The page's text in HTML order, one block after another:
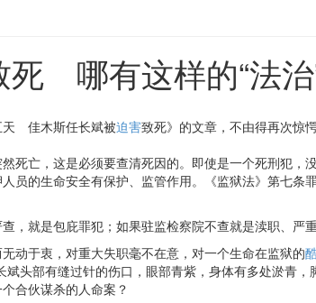
哪有这样的“法治
天 佳木斯任长斌被迫害致死》的文章，不由得再次惊
死亡，这是必须要查清死因的。即使是一个死刑犯
员的生命安全有保护、监管作用。《监狱法》第七
，就是包庇罪犯；如果驻监检察院不查就是渎职、严
动于衷，对重大失职毫不在意，对一个生命在监狱的
头部有缝过针的伤口，眼部青紫，身体有多处淤青
合伙谋杀的人命案？